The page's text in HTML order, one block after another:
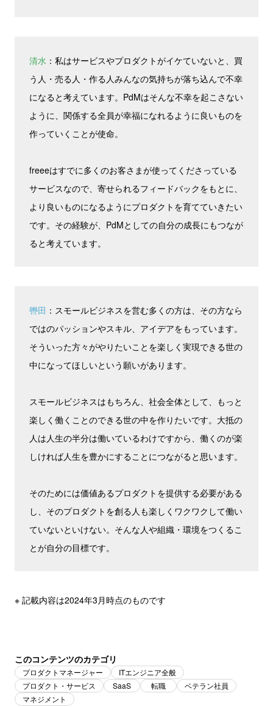
清水 ：私はサービスやプロダクトがイケていないと、買
う人・売る人・作る人みんなの気持ちが落ち込んで不幸
になると考えています。PdMはそんな不幸を起こさない
ように、関係する全員が幸福になれるように良いものを
作っていくことが使命。
freeeはすでに多くのお客さまが使ってくださっている
サービスなので、寄せられるフィードバックをもとに、
より良いものになるようにプロダクトを育てていきたい
です。その経験が、PdMとしての自分の成長にもつなが
ると考えています。
轡田 ：スモールビジネスを営む多くの方は、その方なら
ではのパッションやスキル、アイデアをもっています。
そういった方々がやりたいことを楽しく実現できる世の
中になってほしいという願いがあります。
スモールビジネスはもちろん、社会全体として、もっと
楽しく働くことのできる世の中を作りたいです。大抵の
人は人生の半分は働いているわけですから、働くのが楽
しければ人生を豊かにすることにつながると思います。
そのためには価値あるプロダクトを提供する必要がある
し、そのプロダクトを創る人も楽しくワクワクして働い
ていないといけない。そんな人や組織・環境をつくるこ
とが自分の目標です。
※ 記載内容は2024年3月時点のものです
このコンテンツのカテゴリ
プロダクトマネージャー
ITエンジニア全般
プロダクト・サービス
SaaS 転職
ベテラン社員
マネジメント